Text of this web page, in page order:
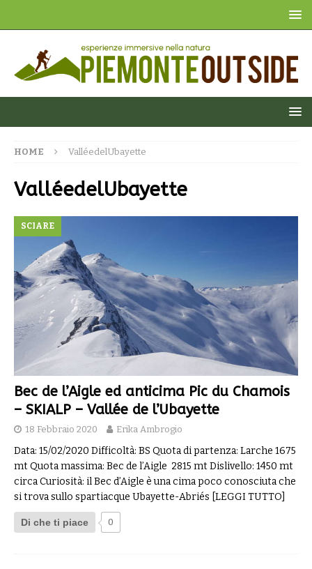
HOME ValléedelUbayette
ValléedelUbayette
SCIARE
Bec de l’Aigle ed anticima Pic du Chamois
– SKIALP – Vallée de l’Ubayette
18 Febbraio 2020 Erika Ambrogio
Data: 15/02/2020 Difficoltà: BS Quota di partenza: Larche 1675
mt Quota massima: Bec de l’Aigle 2815 mt Dislivello: 1450 mt
circa Curiosità: il Bec d’Aigle è una cima poco conosciuta che
si trova sullo spartiacque Ubayette-Abriés [LEGGI TUTTO]
Di che ti piace 0